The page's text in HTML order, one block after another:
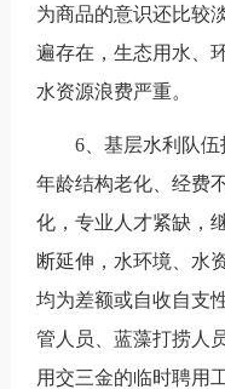
为商品的意识还比较
遍存在，生态用水、
水资源浪费严重。
6、基层水利队伍
年龄结构老化、经费
化，专业人才紧缺，
断延伸，水环境、水
均为差额或自收自支
管人员、蓝藻打捞人
用交三金的临时聘用